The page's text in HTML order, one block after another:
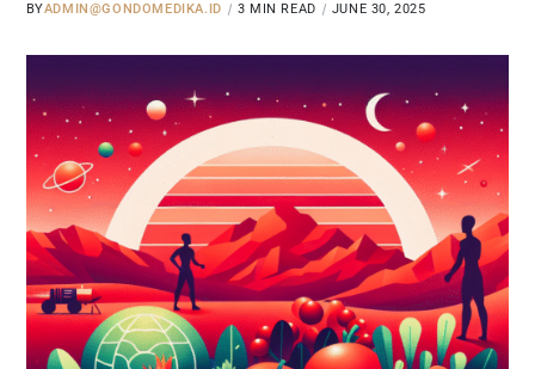
BYADMIN@GONDOMEDIKA.ID 3 MIN READ JUNE 30, 2025